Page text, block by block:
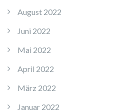
August 2022
Juni 2022
Mai 2022
April 2022
März 2022
Januar 2022